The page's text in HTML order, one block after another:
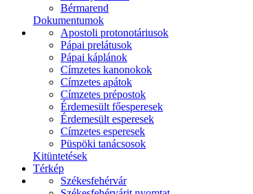
Bérmarend
Dokumentumok
Apostoli protonotáriusok
Pápai prelátusok
Pápai káplánok
Címzetes kanonokok
Címzetes apátok
Címzetes prépostok
Érdemesült főesperesek
Érdemesült esperesek
Címzetes esperesek
Püspöki tanácsosok
Kitüntetések
Térkép
Székesfehérvár